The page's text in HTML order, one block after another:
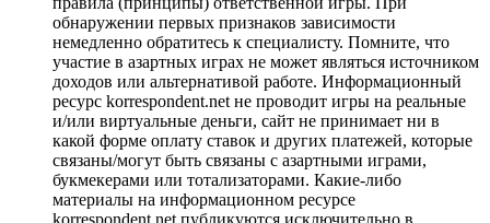
обнаружении первых признаков зависимости
немедленно обратитесь к специалисту. Помните, что
участие в азартных играх не может являться источником
доходов или альтернативой работе. Информационный
ресурс korrespondent.net не проводит игры на реальные
и/или виртуальные деньги, сайт не принимает ни в
какой форме оплату ставок и других платежей, которые
связаны/могут быть связаны с азартными играми,
букмекерами или тотализаторами. Какие-либо
материалы на информационном ресурсе
korrespondent.net публикуются исключительно в